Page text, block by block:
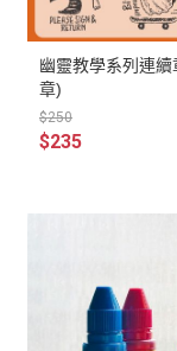
幽靈教學系列連
章)
$250
$235